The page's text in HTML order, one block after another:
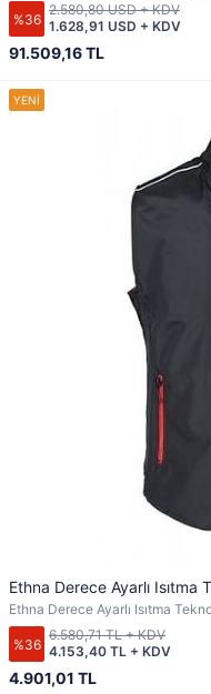
%36
91.509,16 TL
1.628,91 USD + KDV
2.580,80 USD + KDV
Ethna Derece Ayarlı Isıtma
Ethna Derece Ayarlı Isıtma
%36
4.901,01 TL
4.153,40 TL + KDV
6.580,71 TL + KDV